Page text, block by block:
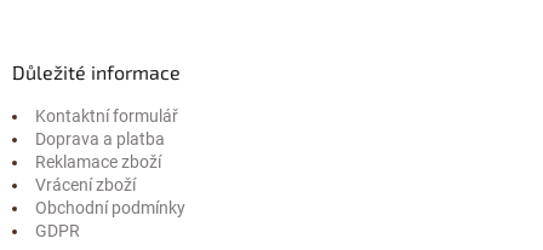
Důležité informace
Kontaktní formulář
Doprava a platba
Reklamace zboží
Vrácení zboží
Obchodní podmínky
GDPR